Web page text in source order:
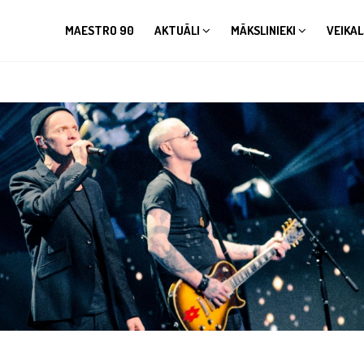
MAESTRO 90 AKTUĀLI MĀKSLINIEKI